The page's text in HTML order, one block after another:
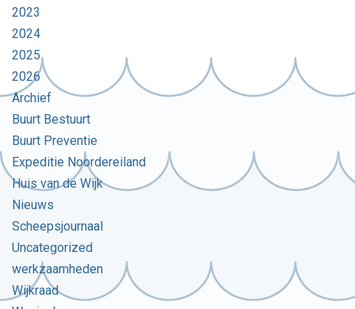
2023
2024
2025
2026
Archief
Buurt Bestuurt
Buurt Preventie
Expeditie Noordereiland
Huis van de Wijk
Nieuws
Scheepsjournaal
Uncategorized
werkzaamheden
Wijkraad